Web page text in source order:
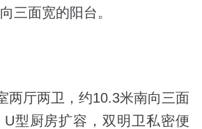
三面宽的阳台。
两厅两卫，约10.3米南向三面
型厨房扩容，双明卫私密便